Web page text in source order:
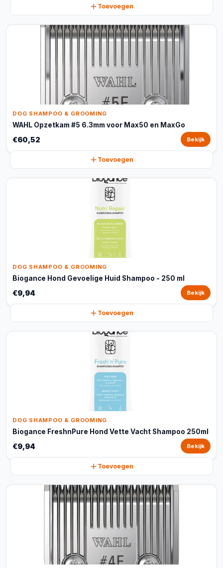
Toevoegen
DOG SHAMPOO & GROOMING
WAHL Opzetkam #5 6.3mm voor Max50 en MaxGo
€60,52 Bekijk
Toevoegen
DOG SHAMPOO & GROOMING
Biogance Hond Gevoelige Huid Shampoo - 250 ml
€9,94 Bekijk
Toevoegen
DOG SHAMPOO & GROOMING
Biogance FreshnPure Hond Vette Vacht Shampoo 250ml
€9,94 Bekijk
Toevoegen